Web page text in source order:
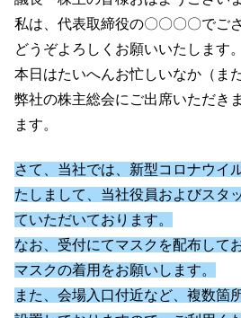
私は、代表取締役の〇〇〇〇でご
どうぞよろしくお願いいたします。
本日はたいへんお忙しいなか（ま
弊社の株主総会にご出席いただき
ます。
さて、当社では、新型コロナウイ
たしまして、当社役員およびスタ
ていただいております。
なお、受付にてマスクを配布して
マスクの着用をお願いします。
また、会場入口付近など、複数箇